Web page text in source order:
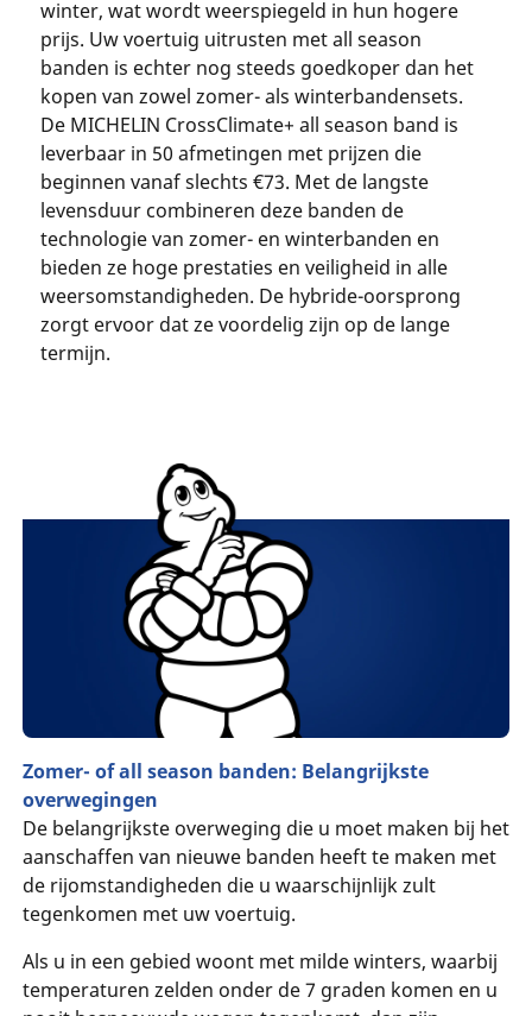
winter, wat wordt weerspiegeld in hun hogere
prijs. Uw voertuig uitrusten met all season
banden is echter nog steeds goedkoper dan het
kopen van zowel zomer- als winterbandensets.
De MICHELIN CrossClimate+ all season band is
leverbaar in 50 afmetingen met prijzen die
beginnen vanaf slechts €73. Met de langste
levensduur combineren deze banden de
technologie van zomer- en winterbanden en
bieden ze hoge prestaties en veiligheid in alle
weersomstandigheden. De hybride-oorsprong
zorgt ervoor dat ze voordelig zijn op de lange
termijn.
Zomer- of all season banden: Belangrijkste
overwegingen
De belangrijkste overweging die u moet maken bij het
aanschaffen van nieuwe banden heeft te maken met
de rijomstandigheden die u waarschijnlijk zult
tegenkomen met uw voertuig.
Als u in een gebied woont met milde winters, waarbij
temperaturen zelden onder de 7 graden komen en u